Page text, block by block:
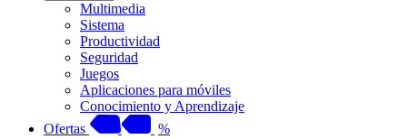
Multimedia
Sistema
Productividad
Seguridad
Juegos
Aplicaciones para móviles
Conocimiento y Aprendizaje
Ofertas
%